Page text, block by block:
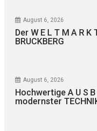
August 6, 2026
Der W E L T M A R K
BRUCKBERG
August 6, 2026
Hochwertige A U S B
modernster